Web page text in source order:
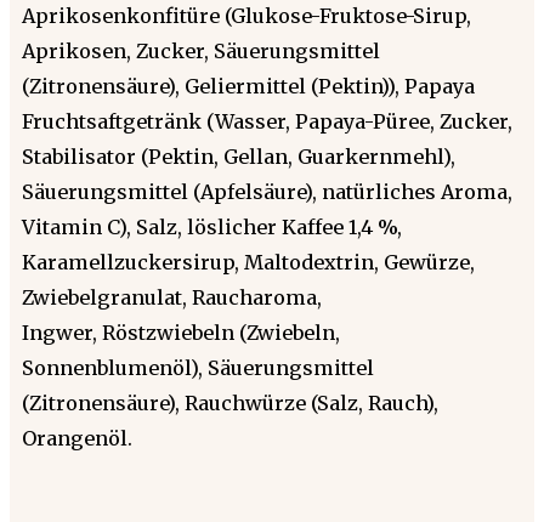
Aprikosenkonfitüre (Glukose-Fruktose-Sirup,
Aprikosen, Zucker, Säuerungsmittel
(Zitronensäure), Geliermittel (Pektin)), Papaya
Fruchtsaftgetränk (Wasser, Papaya-Püree, Zucker,
Stabilisator (Pektin, Gellan, Guarkernmehl),
Säuerungsmittel (Apfelsäure), natürliches Aroma,
Vitamin C), Salz, löslicher Kaffee 1,4 %,
Karamellzuckersirup, Maltodextrin, Gewürze,
Zwiebelgranulat, Raucharoma,
Ingwer, Röstzwiebeln (Zwiebeln,
Sonnenblumenöl), Säuerungsmittel
(Zitronensäure), Rauchwürze (Salz, Rauch),
Orangenöl.